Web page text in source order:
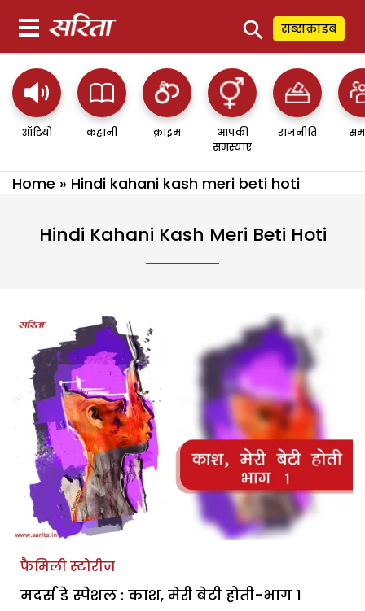
⚲ सब्सक्राइब
ऑडियो कहानी क्राइम
आपकी
समस्याएं
राजनीति
Home » Hindi kahani kash meri beti hoti
Hindi Kahani Kash Meri Beti Hoti
फैमिली स्टोरीज
मदर्स डे स्पेशल : काश, मेरी बेटी होती-भाग 1